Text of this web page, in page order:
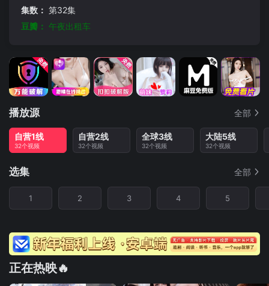
集数： 第32集
豆瓣： 午夜出租车
播放源 全部
自营1线
32个视频
自营2线
32个视频
全球3线
32个视频
大陆5线
32个视频
选集 全部
1 2 3 4 5
正在热映🔥